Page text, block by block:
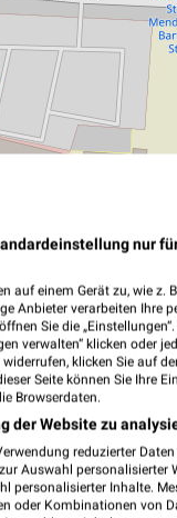
Lidl Prospekt für
Gültig von 10. Aug. bis
📅 Kalendereintrag
nur
einem Gerät zu, wie z.
Anbieter verarbeiten Ihre
Sie die
verwalten“ klicken oder
klicken Sie auf
Seite können Sie Ihre
Browserdaten.
der Website zu
reduzierter
Auswahl personalisierter
personalisierter Inhalte.
oder Kombinationen von